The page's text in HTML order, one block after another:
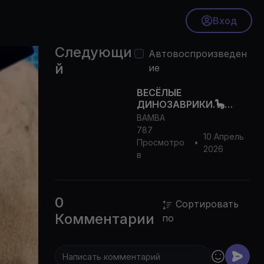
Вход
Следующи
й
Автовоспроизведен
ие
ВЕСЁЛЫЕ
ДИНОЗАВРИКИ.🦕
ЛЕПИМ СТЕГОЗАВРА
из воздушного
пластилина.
BAMBA
787
Просмотро
в
•
10 Апрель
2026
0
Комментарии
Сортировать
по